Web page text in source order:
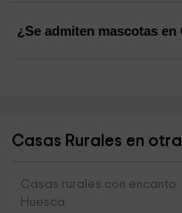
¿Se admiten mascotas en
Casas Rurales en
Casas rurales con encanto
Huesca